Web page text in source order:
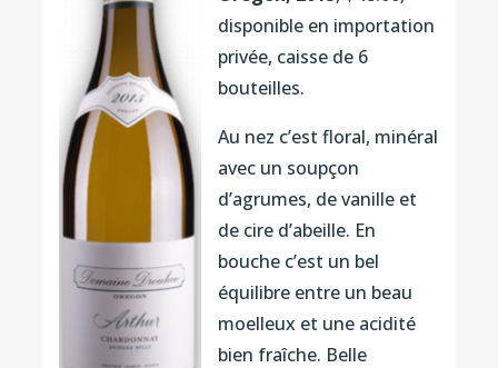
disponible en importation
privée, caisse de 6
bouteilles.
Au nez c’est floral, minéral
avec un soupçon
d’agrumes, de vanille et
de cire d’abeille. En
bouche c’est un bel
équilibre entre un beau
moelleux et une acidité
bien fraîche. Belle